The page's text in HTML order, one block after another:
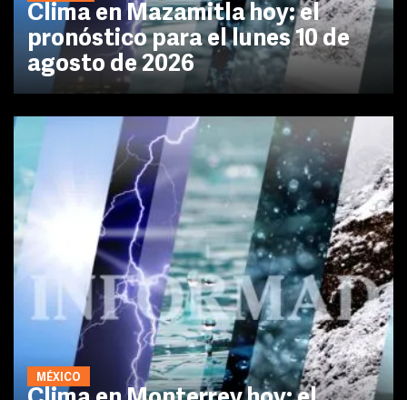
Clima en Mazamitla hoy: el
pronóstico para el lunes 10 de
agosto de 2026
MÉXICO